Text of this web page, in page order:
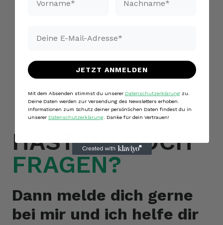
HAST DU NOCH
FRAGEN?
Dann melde dich gerne
bei mir und ich helfe dir
JETZT ANMELDEN
Mit dem Absenden stimmst du unserer Datenschutzerklärung zu.
Deine Daten werden zur Versendung des Newsletters erhoben.
Informationen zum Schutz deiner persönlichen Daten findest du in
unserer Datenschutzerklärung . Danke für dein Vertrauen!